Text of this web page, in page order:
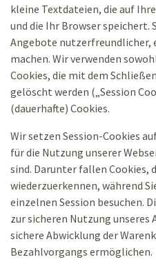
kleine Textdateien, die auf
und die Ihr Browser speichert.
Angebote nutzerfreundlicher,
machen. Wir verwenden
Cookies, die mit dem
gelöscht werden („Session
(dauerhafte) Cookies.
Wir setzen Session-Cookies
für die Nutzung unserer
sind. Darunter fallen Cookies,
wiederzuerkennen, während
einzelnen Session besuchen.
zur sicheren Nutzung unseres
sichere Abwicklung der
Bezahlvorgangs ermöglichen.